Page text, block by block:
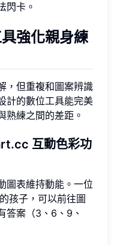
閃卡。
強化親身練
，但重複和圖案辨識
計的數位工具能完美
熟練之間的差距。
互動色彩功
圖表維持動能。一位
孩子，可以前往圖
答案（3、6、9、